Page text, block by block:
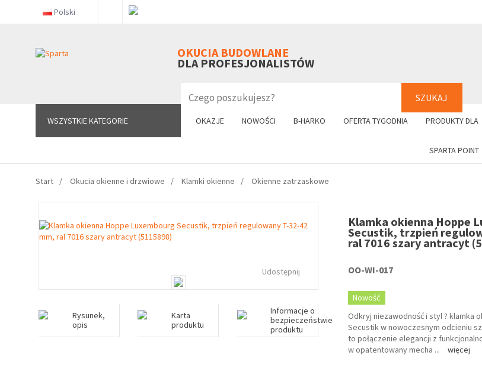
Polski
OKUCIA BUDOWLANE
DLA PROFESJONALISTÓW
SZUKAJ
WSZYSTKIE KATEGORIE OKAZJE NOWOŚCI B-HARKO OFERTA TYGODNIA PRODUKTY DLA
SPARTA POINT
WSZYSTKIE KATEGORIE
Start Okucia okienne i drzwiowe Klamki okienne Okienne zatrzaskowe
Udostępnij
Rysunek,
opis
Karta
produktu
Informacje o
bezpieczeństwie
produktu
Klamka okienna Hoppe
Secustik, trzpień
ral 7016 szary antracyt
OO-WI-017
Nowość
Odkryj niezawodność i styl ? klamka
Secustik w nowoczesnym odcieniu
to połączenie elegancji z
w opatentowany mecha ... więcej